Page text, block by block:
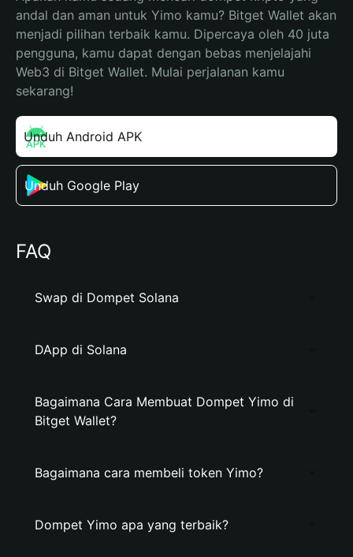
andal dan aman untuk Yimo kamu? Bitget Wallet akan
menjadi pilihan terbaik kamu. Dipercaya oleh 40 juta
pengguna, kamu dapat dengan bebas menjelajahi
Web3 di Bitget Wallet. Mulai perjalanan kamu
sekarang!
Unduh Android APK
Unduh Google Play
FAQ
Swap di Dompet Solana
DApp di Solana
Bagaimana Cara Membuat Dompet Yimo di
Bitget Wallet?
Bagaimana cara membeli token Yimo?
Dompet Yimo apa yang terbaik?